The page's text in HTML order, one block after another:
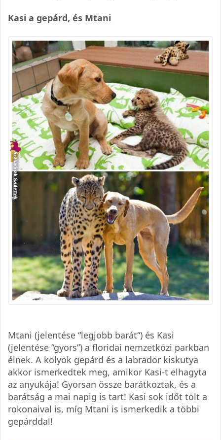
Kasi a gepárd, és Mtani
Mtani (jelentése “legjobb barát“) és Kasi
(jelentése ”gyors”) a floridai nemzetközi parkban
élnek. A kölyök gepárd és a labrador kiskutya
akkor ismerkedtek meg, amikor Kasi-t elhagyta
az anyukája! Gyorsan össze barátkoztak, és a
barátság a mai napig is tart! Kasi sok időt tölt a
rokonaival is, míg Mtani is ismerkedik a többi
gepárddal!